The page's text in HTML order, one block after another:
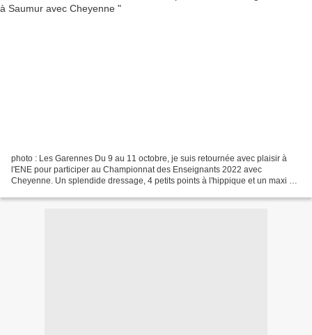
photo : Les Garennes Du 9 au 11 octobre, je suis retournée avec plaisir à
l'ENE pour participer au Championnat des Enseignants 2022 avec
Cheyenne. Un splendide dressage, 4 petits points à l'hippique et un maxi sur